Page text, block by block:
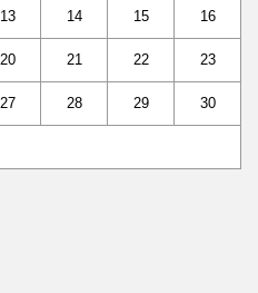
13 14 15 16
20 21 22 23
27 28 29 30